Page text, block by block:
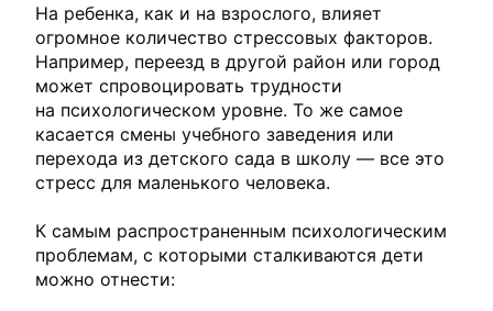
На ребенка, как и на взрослого, влияет
огромное количество стрессовых факторов.
Например, переезд в другой район или город
может спровоцировать трудности
на психологическом уровне. То же самое
касается смены учебного заведения или
перехода из детского сада в школу — все это
стресс для маленького человека.
К самым распространенным психологическим
проблемам, с которыми сталкиваются дети
можно отнести: